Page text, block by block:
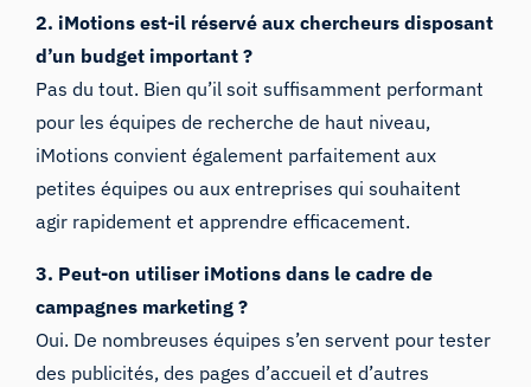
2. iMotions est-il réservé aux chercheurs disposant
d’un budget important ?
Pas du tout. Bien qu’il soit suffisamment performant
pour les équipes de recherche de haut niveau,
iMotions convient également parfaitement aux
petites équipes ou aux entreprises qui souhaitent
agir rapidement et apprendre efficacement.
3. Peut-on utiliser iMotions dans le cadre de
campagnes marketing ?
Oui. De nombreuses équipes s’en servent pour tester
des publicités, des pages d’accueil et d’autres